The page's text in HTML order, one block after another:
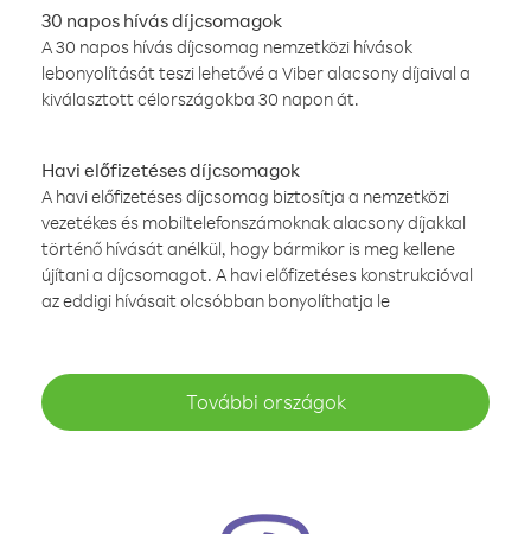
30 napos hívás díjcsomagok
A 30 napos hívás díjcsomag nemzetközi hívások
lebonyolítását teszi lehetővé a Viber alacsony díjaival a
kiválasztott célországokba 30 napon át.
Havi előfizetéses díjcsomagok
A havi előfizetéses díjcsomag biztosítja a nemzetközi
vezetékes és mobiltelefonszámoknak alacsony díjakkal
történő hívását anélkül, hogy bármikor is meg kellene
újítani a díjcsomagot. A havi előfizetéses konstrukcióval
az eddigi hívásait olcsóbban bonyolíthatja le
További országok